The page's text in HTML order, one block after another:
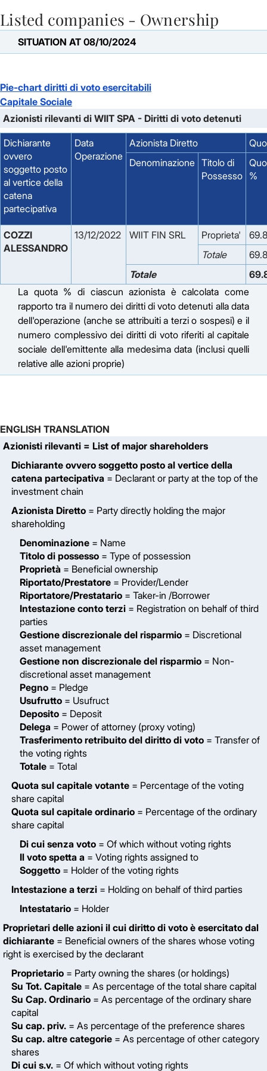
Skip to Main Content
Listed companies - Ownership
SITUATION AT 08/10/2024
Pie-chart diritti di voto esercitabili
Capitale Sociale
Azionisti rilevanti di WIIT SPA - Diritti di voto detenuti
Dichiarante
ovvero
soggetto posto
al vertice della
catena
partecipativa
Data
Operazione
Azionista Diretto
Denominazione Titolo di
Possesso %
COZZI
ALESSANDRO
13/12/2022 WIIT FIN SRL Proprieta'
Totale
Totale
La quota % di ciascun azionista è calcolata come
rapporto tra il numero dei diritti di voto detenuti alla data
dell'operazione (anche se attribuiti a terzi o sospesi) e il
numero complessivo dei diritti di voto riferiti al capitale
sociale dell'emittente alla medesima data (inclusi quelli
relative alle azioni proprie)
ENGLISH TRANSLATION
Azionisti rilevanti = List of major shareholders
Dichiarante ovvero soggetto posto al vertice della
catena partecipativa = Declarant or party at the top of the
investment chain
Azionista Diretto = Party directly holding the major
shareholding
Denominazione = Name
Titolo di possesso = Type of possession
Proprietà = Beneficial ownership
Riportato/Prestatore = Provider/Lender
Riportatore/Prestatario = Taker-in /Borrower
Intestazione conto terzi = Registration on behalf of third
parties
Gestione discrezionale del risparmio = Discretional
asset management
Gestione non discrezionale del risparmio = Non-
discretional asset management
Pegno = Pledge
Usufrutto = Usufruct
Deposito = Deposit
Delega = Power of attorney (proxy voting)
Trasferimento retribuito del diritto di voto = Transfer of
the voting rights
Totale = Total
Quota sul capitale votante = Percentage of the voting
share capital
Quota sul capitale ordinario = Percentage of the ordinary
share capital
Di cui senza voto = Of which without voting rights
Il voto spetta a = Voting rights assigned to
Soggetto = Holder of the voting rights
Intestazione a terzi = Holding on behalf of third parties
Intestatario = Holder
Proprietari delle azioni il cui diritto di voto è esercitato dal
dichiarante = Beneficial owners of the shares whose voting
right is exercised by the declarant
Proprietario = Party owning the shares (or holdings)
Su Tot. Capitale = As percentage of the total share capital
Su Cap. Ordinario = As percentage of the ordinary share
capital
Su cap. priv. = As percentage of the preference shares
Su cap. altre categorie = As percentage of other category
shares
Di cui s.v. = Of which without voting rights